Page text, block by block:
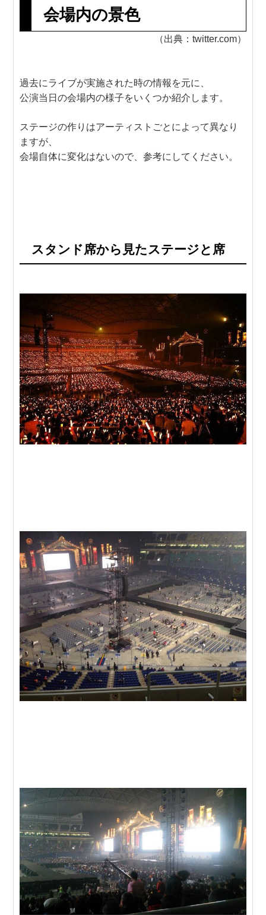
会場内の景色
（出典：twitter.com）
過去にライブが実施された時の情報を元に、
公演当日の会場内の様子をいくつか紹介します。
ステージの作りはアーティストごとによって異なり
ますが、
会場自体に変化はないので、参考にしてください。
スタンド席から見たステージと席